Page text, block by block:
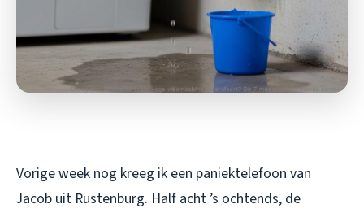
Vorige week nog kreeg ik een paniektelefoon van
Jacob uit Rustenburg. Half acht ’s ochtends, de